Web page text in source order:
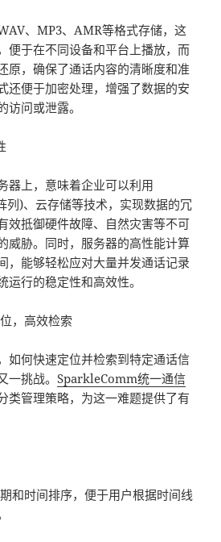
、MP3、AMR等格式存储，这
便于在不同设备和平台上播放，而
原，确保了通话内容的清晰度和准
还便于加密处理，增强了数据的安
访问或泄露。
器上，意味着企业可以利用
列)、云存储等技术，实现数据的冗
效抵御硬件故障、自然灾害等不可
威胁。同时，服务器的高性能计算
，能够轻松应对大量并发通话记录
运行的稳定性和高效性。
，高效检索
如何快速定位并检索到特定通话信
一挑战。SparkleComm统一通信
类管理策略，为这一难题提供了有
和时间排序，便于用户根据时间线